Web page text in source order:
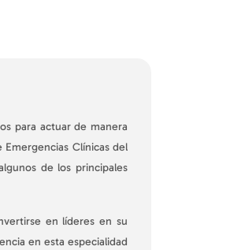
para actuar de manera
Clínicas del
de los principales
en líderes en su
en esta especialidad